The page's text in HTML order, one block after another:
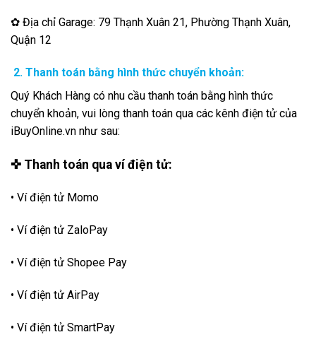
✿ Địa chỉ Garage: 79 Thạnh Xuân 21, Phường Thạnh Xuân,
Quận 12
2. Thanh toán bằng hình thức chuyển khoản:
Quý Khách Hàng có nhu cầu thanh toán bằng hình thức
chuyển khoản, vui lòng thanh toán qua các kênh điện tử của
iBuyOnline.vn như sau:
✜ Thanh toán qua ví điện tử:
• Ví điện tử Momo
• Ví điện tử ZaloPay
• Ví điện tử Shopee Pay
• Ví điện tử AirPay
• Ví điện tử SmartPay